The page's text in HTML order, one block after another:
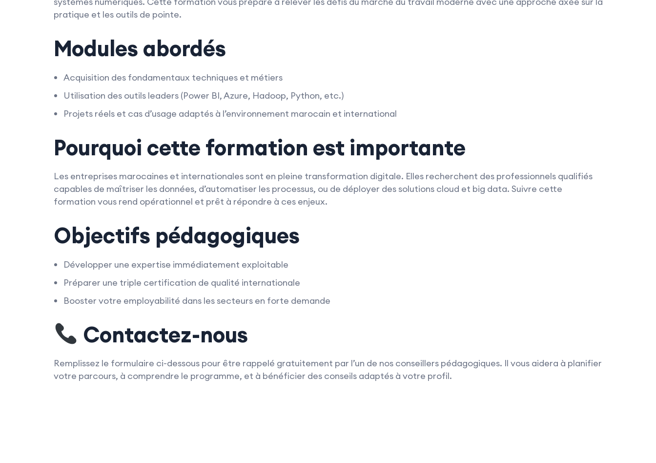
pratique et les outils de pointe.
Modules abordés
Acquisition des fondamentaux techniques et métiers
Utilisation des outils leaders (Power BI, Azure, Hadoop, Python, etc.)
Projets réels et cas d’usage adaptés à l’environnement marocain et international
Pourquoi cette formation est importante
Les entreprises marocaines et internationales sont en pleine transformation digitale. Elles recherchent des professionnels qualifiés
capables de maîtriser les données, d’automatiser les processus, ou de déployer des solutions cloud et big data. Suivre cette
formation vous rend opérationnel et prêt à répondre à ces enjeux.
Objectifs pédagogiques
Développer une expertise immédiatement exploitable
Préparer une triple certification de qualité internationale
Booster votre employabilité dans les secteurs en forte demande
Contactez-nous
Remplissez le formulaire ci-dessous pour être rappelé gratuitement par l’un de nos conseillers pédagogiques. Il vous aidera à planifier
votre parcours, à comprendre le programme, et à bénéficier des conseils adaptés à votre profil.